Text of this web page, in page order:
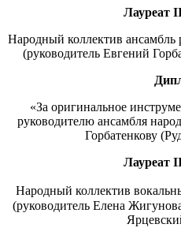
Лауреат
Народный коллектив ансамбль
(руководитель Евгений
«За оригинальное
руководителю ансамбля
Горбатенкову
Лауреат
Народный коллектив
(руководитель Елена